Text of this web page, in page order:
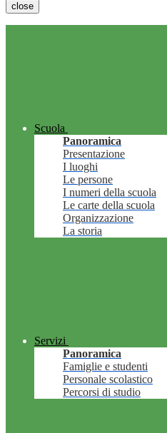
close
Scuola
Panoramica
Presentazione
I luoghi
Le persone
I numeri della scuola
Le carte della scuola
Organizzazione
La storia
Servizi
Panoramica
Famiglie e studenti
Personale scolastico
Percorsi di studio